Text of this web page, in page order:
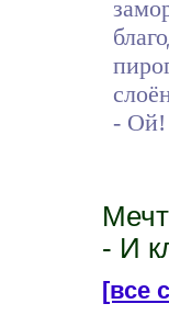
- Ой!
- И
[все